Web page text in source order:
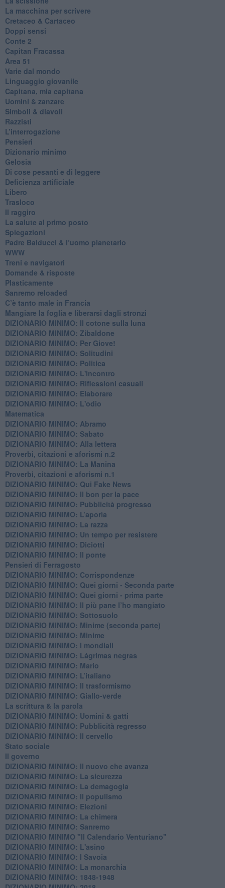
La macchina per scrivere
Cretaceo & Cartaceo
Doppi sensi
​Conte 2
​Capitan Fracassa
​Area 51
Varie dal mondo
​Linguaggio giovanile
​Capitana, mia capitana
Uomini & zanzare
​Simboli & diavoli
Razzisti
​L’interrogazione
Pensieri
​Dizionario minimo
Gelosia
Di cose pesanti e di leggere
​Deficienza artificiale
Libero
Trasloco
Il raggiro
​La salute al primo posto
Spiegazioni
Padre Balducci & l’uomo planetario
WWW
​Treni e navigatori
​Domande & risposte
​Plasticamente
Sanremo reloaded
C’è tanto male in Francia
​Mangiare la foglia e liberarsi dagli stronzi
DIZIONARIO MINIMO: Il cotone sulla luna
DIZIONARIO MINIMO: Zibaldone
DIZIONARIO MINIMO: Per Giove!
DIZIONARIO MINIMO: Solitudini
DIZIONARIO MINIMO: Politica
DIZIONARIO MINIMO: L'incontro
DIZIONARIO MINIMO: Riflessioni casuali
DIZIONARIO MINIMO: Elaborare
DIZIONARIO MINIMO: L'odio
​Matematica
DIZIONARIO MINIMO: Abramo
DIZIONARIO MINIMO: Sabato
​DIZIONARIO MINIMO: Alla lettera
Proverbi, citazioni e aforismi n.2
DIZIONARIO MINIMO: La Manina
​Proverbi, citazioni e aforismi n.1
DIZIONARIO MINIMO: Qui Fake News
DIZIONARIO MINIMO: ​Il bon per la pace
DIZIONARIO MINIMO: Pubblicità progresso
DIZIONARIO MINIMO: L’aporìa
DIZIONARIO MINIMO: La razza
DIZIONARIO MINIMO: Un tempo per resistere
DIZIONARIO MINIMO: Diciotti
DIZIONARIO MINIMO: Il ponte
Pensieri di Ferragosto
DIZIONARIO MINIMO: Corrispondenze
DIZIONARIO MINIMO: Quei giorni - Seconda parte
DIZIONARIO MINIMO: Quei giorni - prima parte
DIZIONARIO MINIMO: Il più pane l’ho mangiato
DIZIONARIO MINIMO: Sottosuolo
DIZIONARIO MINIMO: Minime (seconda parte)
DIZIONARIO MINIMO: Minime
DIZIONARIO MINIMO: ​I mondiali
DIZIONARIO MINIMO: ​Lágrimas negras
DIZIONARIO MINIMO: Mario
DIZIONARIO MINIMO: L’italiano
DIZIONARIO MINIMO: Il trasformismo
DIZIONARIO MINIMO: Giallo-verde
La scrittura & la parola
​DIZIONARIO MINIMO: Uomini & gatti
DIZIONARIO MINIMO: ​Pubblicità regresso
DIZIONARIO MINIMO: Il cervello
Stato sociale
Il governo
DIZIONARIO MINIMO: Il nuovo che avanza
DIZIONARIO MINIMO: La sicurezza
DIZIONARIO MINIMO: La demagogia
DIZIONARIO MINIMO: Il populismo
DIZIONARIO MINIMO: Elezioni
DIZIONARIO MINIMO: La chimera
DIZIONARIO MINIMO: Sanremo
DIZIONARIO MINIMO "Il Calendario Venturiano"
DIZIONARIO MINIMO: L'asino
DIZIONARIO MINIMO: I Savoia
DIZIONARIO MINIMO: La monarchia
DIZIONARIO MINIMO: 1848-1948